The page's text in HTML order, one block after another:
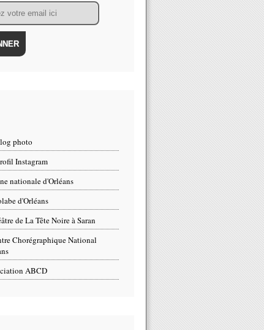
photo
Instagram
nationale d'Orléans
d'Orléans
de La Tête Noire à Saran
Chorégraphique National
ABCD